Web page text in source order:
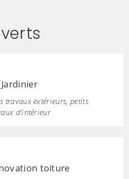
Jardinier
travaux extérieurs, petits
d'intérieur
toiture